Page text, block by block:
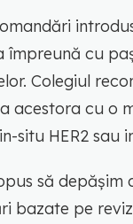
împreună cu
Colegiul
acestora cu o
situ HER2 sau
să
bazate pe